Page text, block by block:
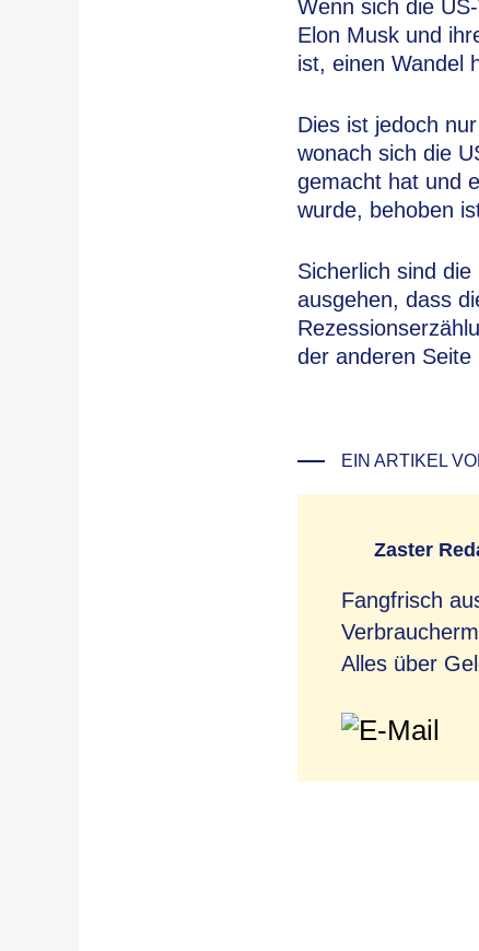
Wenn sich die
Elon Musk und
ist, einen Wandel
Dies ist jedoch
wonach sich die
gemacht hat und
wurde, behoben
Sicherlich sind
ausgehen, dass
der anderen Seite
EIN ARTIKEL
Zaster
Fangfrisch
Alles über